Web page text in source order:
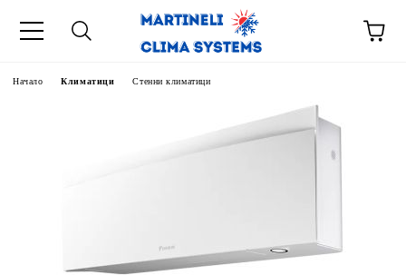
Начало Климатици Стенни климатици